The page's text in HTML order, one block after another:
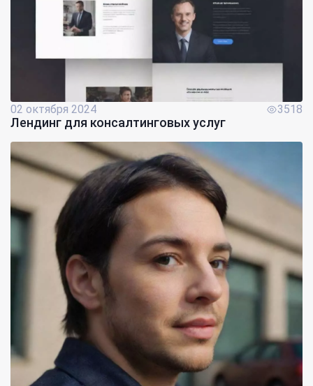
02 октября 2024 3518
Лендинг для консалтинговых услуг